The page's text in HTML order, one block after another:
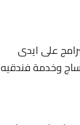
على ايدى
وخدمة فندقيه